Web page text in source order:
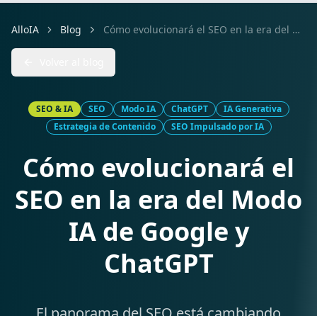
AlloIA Blog Cómo evolucionará el SEO en la era del Modo IA de Google y ChatGPT
SEO & IA SEO Modo IA ChatGPT
IA Generativa
Estrategia de Contenido
SEO Impulsado por IA
Cómo evolucionará el
SEO en la era del Modo
IA de Google y
ChatGPT